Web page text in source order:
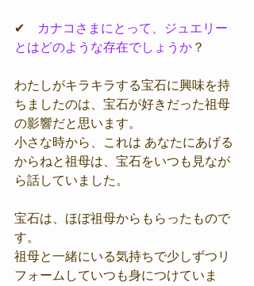
✔
カナコさまにとって、ジュエリー
とはどのような存在でしょうか ？
わたしがキラキラする宝石に興味を持
ちましたのは、宝石が好きだった祖母
の影響だと思います。
小さな時から、これは あなたにあげる
からねと祖母は、宝石をいつも見なが
ら話していました。
宝石は、ほぼ祖母からもらったもので
す。
祖母と一緒にいる気持ちで少しずつリ
フォームしていつも身につけていま